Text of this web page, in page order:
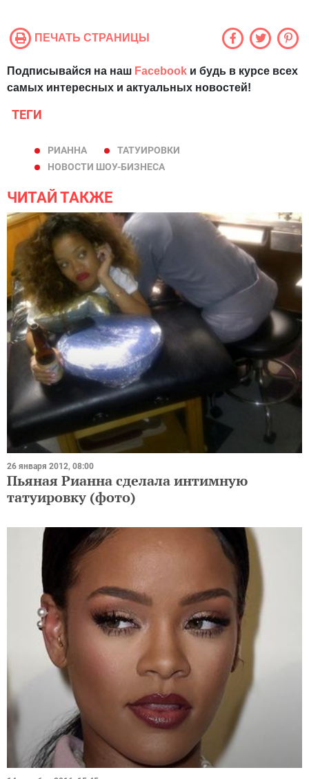
ПЕЧАТЬ СТРАНИЦЫ
Подписывайся на наш Facebook и будь в курсе всех
самых интересных и актуальных новостей!
ТЕГИ
РИАННА
ТАТУИРОВКИ
НОВОСТИ ШОУ-БИЗНЕСА
ЧИТАЙ ТАКЖЕ
26 января 2012, 08:00
Пьяная Рианна сделала интимную
татуировку (фото)